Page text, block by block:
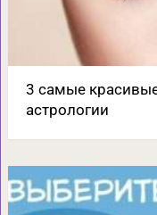
3 самые
астрологии